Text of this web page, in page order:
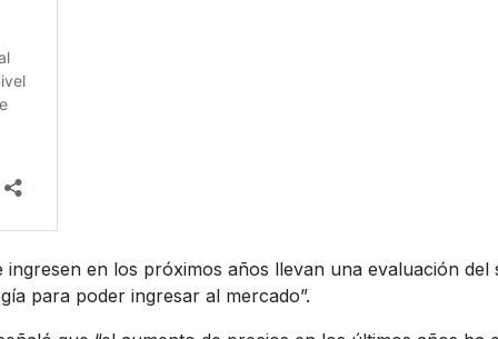
en los próximos años llevan una evaluación
para poder ingresar al mercado”.